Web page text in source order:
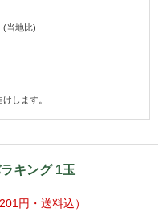
(当地比)
します。
キング 1玉
円・送料込）